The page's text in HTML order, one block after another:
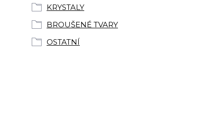
KRYSTALY
BROUŠENÉ TVARY
OSTATNÍ